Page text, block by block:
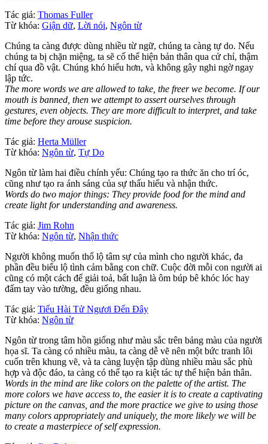
Tác giả: Thomas Fuller
Từ khóa: Giận dữ, Lời nói, Ngôn từ
Chúng ta càng được dùng nhiều từ ngữ, chúng ta càng tự do. Nếu
chúng ta bị chặn miệng, ta sẽ cố thể hiện bản thân qua cử chỉ, thậm
chí qua đồ vật. Chúng khó hiểu hơn, và không gây nghi ngờ ngay
lập tức.
The more words we are allowed to take, the freer we become. If our
mouth is banned, then we attempt to assert ourselves through
gestures, even objects. They are more difficult to interpret, and take
time before they arouse suspicion.
Tác giả: Herta Müller
Từ khóa: Ngôn từ, Tự Do
Ngôn từ làm hai điều chính yếu: Chúng tạo ra thức ăn cho trí óc,
cũng như tạo ra ánh sáng của sự thấu hiểu và nhận thức.
Words do two major things: They provide food for the mind and
create light for understanding and awareness.
Tác giả: Jim Rohn
Từ khóa: Ngôn từ, Nhận thức
Người không muốn thổ lộ tâm sự của mình cho người khác, đa
phần đều biểu lộ tình cảm bằng con chữ. Cuộc đời mỗi con người ai
cũng có một cách để giải toả, bất luận là ôm búp bê khóc lóc hay
đấm tay vào tường, đều giống nhau.
Tác giả: Tiểu Hài Tử Ngươi Đến Đây
Từ khóa: Ngôn từ
Ngôn từ trong tâm hồn giống như màu sắc trên bảng màu của người
họa sĩ. Ta càng có nhiều màu, ta càng dễ vẽ nên một bức tranh lôi
cuốn trên khung vẽ, và ta càng luyện tập dùng nhiều màu sắc phù
hợp và độc đáo, ta càng có thể tạo ra kiệt tác tự thể hiện bản thân.
Words in the mind are like colors on the palette of the artist. The
more colors we have access to, the easier it is to create a captivating
picture on the canvas, and the more practice we give to using those
many colors appropriately and uniquely, the more likely we will be
to create a masterpiece of self expression.